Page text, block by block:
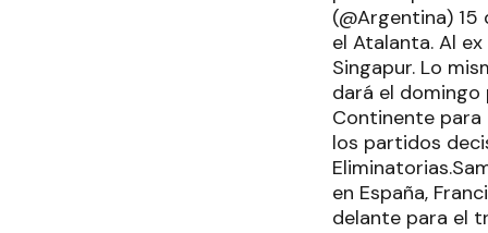
(@Argentina)
el Atalanta. Al
Singapur. Lo
dará el domingo
Continente para
los partidos
en España,
delante para el